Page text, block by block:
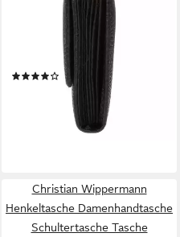
Wippermann große Gastro
Kellnerbörse Portemonaie
Schwarz (Einzeln)
(26)
UVP 34,95 €
lieferbar - in 2-3 Werktagen bei dir
Christian Wippermann
Henkeltasche Damenhandtasche
Schultertasche Tasche